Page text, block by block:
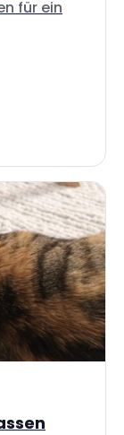
für ein